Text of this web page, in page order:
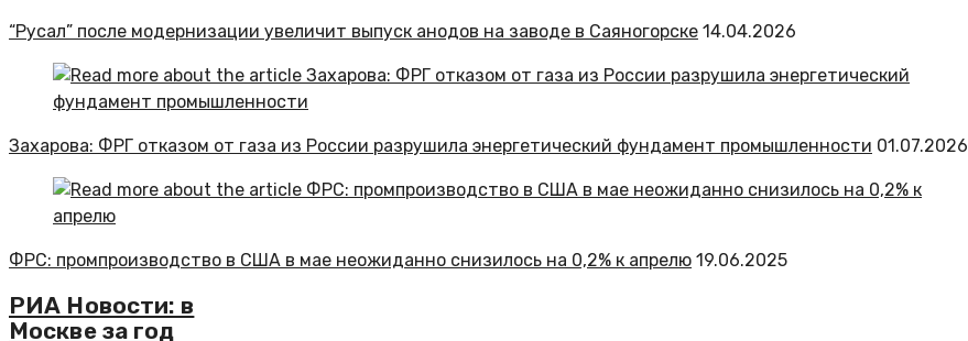
“Русал” после модернизации увеличит выпуск анодов на заводе в Саяногорске 14.04.2026
Захарова: ФРГ отказом от газа из России разрушила энергетический фундамент промышленности 01.07.2026
ФРС: промпроизводство в США в мае неожиданно снизилось на 0,2% к апрелю 19.06.2025
РИА Новости: в
Москве за год